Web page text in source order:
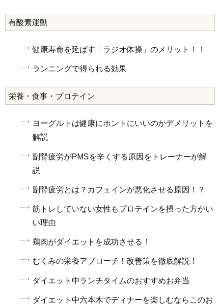
有酸素運動
健康寿命を延ばす「ラジオ体操」のメリット！！
ランニングで得られる効果
栄養・食事・プロテイン
ヨーグルトは健康にホントにいいのかデメリットを
解説
副腎疲労がPMSを辛くする原因をトレーナーが解
説
副腎疲労とは？カフェインが悪化させる原因！？
筋トレしていない女性もプロテインを摂った方がい
い理由
鶏肉がダイエットを成功させる！
むくみの栄養アプローチ！改善策を徹底解説！
ダイエット中ランチタイムのおすすめお弁当
ダイエット中六本木でディナーを楽しむならこのお